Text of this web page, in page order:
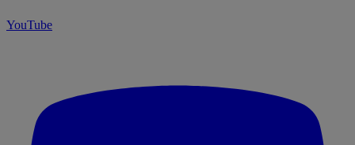
YouTube